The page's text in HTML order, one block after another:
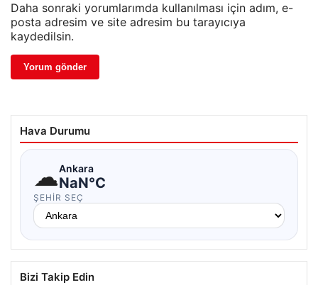
Daha sonraki yorumlarımda kullanılması için adım, e-
posta adresim ve site adresim bu tarayıcıya
kaydedilsin.
Hava Durumu
☁Ankara
NaN°C
ŞEHIR SEÇ
Bizi Takip Edin